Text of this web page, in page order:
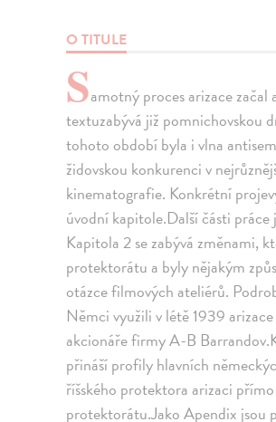
O TITULE
Samotný proces arizace
textuzabývá již pomnichovskou
tohoto období byla i vlna
židovskou konkurenci v
kinematografie. Konkrétní
úvodní kapitole.Další části
Kapitola 2 se zabývá změnami,
protektorátu a byly nějakým
otázce filmových ateliérů.
Němci využili v létě 1939
akcionáře firmy A-B
přináší profily hlavních
říšského protektora arizaci
protektorátu.Jako Apendix jsou